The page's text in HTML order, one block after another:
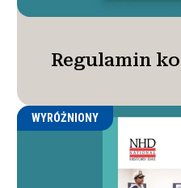
Regulamin
WYRÓŻNIONY